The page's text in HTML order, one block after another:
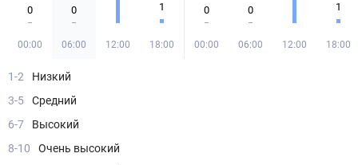
0
00:00
0
06:00 12:00
1
18:00
0
00:00
0
06:00 12:00
1
18:00
1-2
Низкий
3-5
Средний
6-7
Высокий
8-10
Очень высокий